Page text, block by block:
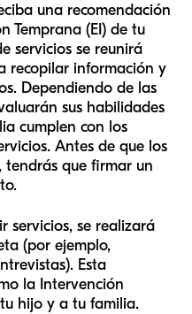
una recomendación
Temprana (EI) de tu
servicios se reunirá
recopilar información y
Dependiendo de las
sus habilidades
cumplen con los
Antes de que los
tendrás que firmar un
servicios, se realizará
(por ejemplo,
Esta
la Intervención
hijo y a tu familia.